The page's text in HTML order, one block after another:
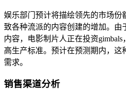
娱乐部门预计将描绘领先的市场份
致各种流派的内容创建的增加。由
内容，电影制片人正在投资
高生产标准。预计在预测期内，这
需求。
销售渠道分析